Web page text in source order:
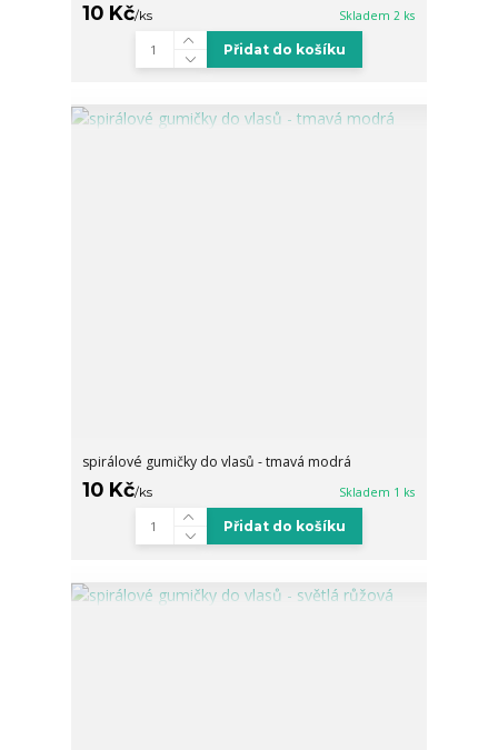
10 Kč/ks Skladem 2 ks
Přidat do košíku
spirálové gumičky do vlasů - tmavá modrá
10 Kč/ks Skladem 1 ks
Přidat do košíku